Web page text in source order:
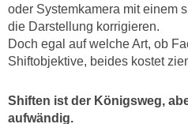
oder Systemkamera mit einem
die Darstellung korrigieren.
Doch egal auf welche Art, ob
Shiftobjektive, beides kostet
Shiften ist der Königsweg,
aufwändig.